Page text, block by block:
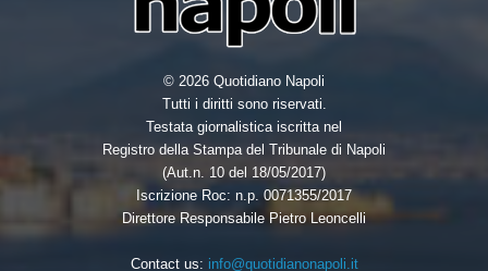
© 2026 Quotidiano Napoli
Tutti i diritti sono riservati.
Testata giornalistica iscritta nel
Registro della Stampa del Tribunale di Napoli
(Aut.n. 10 del 18/05/2017)
Iscrizione Roc: n.p. 0071355/2017
Direttore Responsabile Pietro Leoncelli
Contact us: info@quotidianonapoli.it